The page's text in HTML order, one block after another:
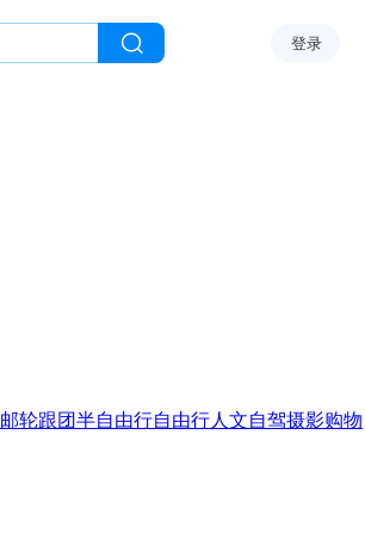
登录
邮轮跟团半自由行自由行人文自驾摄影购物